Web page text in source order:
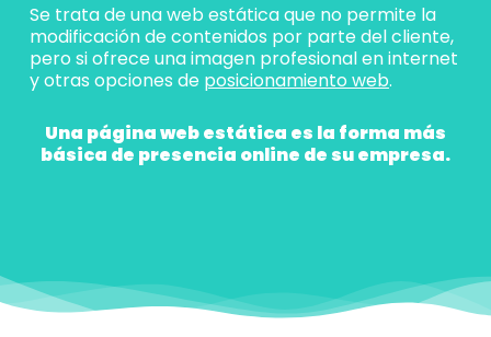
Se trata de una web estática que no permite la
modificación de contenidos por parte del cliente,
pero si ofrece una imagen profesional en internet
y otras opciones de posicionamiento web.
Una página web estática es la forma más
básica de presencia online de su empresa.